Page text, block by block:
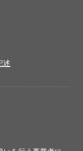
述